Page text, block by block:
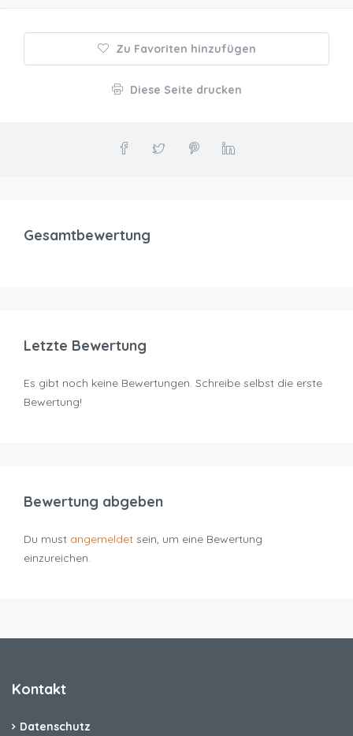
Zu Favoriten hinzufügen
Diese Seite drucken
Gesamtbewertung
Letzte Bewertung
Es gibt noch keine Bewertungen. Schreibe selbst die erste
Bewertung!
Bewertung abgeben
Du must angemeldet sein, um eine Bewertung
einzureichen.
Kontakt
Datenschutz